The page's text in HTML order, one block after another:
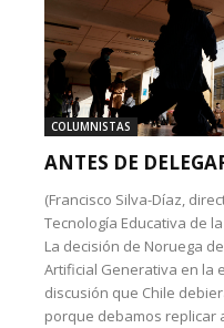
COLUMNISTAS
ANTES DE
(Francisco Silva-Díaz,
Tecnología Educativa de
La decisión de Noruega
Artificial Generativa en la
discusión que Chile
porque debamos replicar